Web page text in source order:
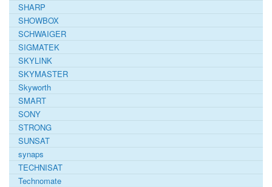
SHARP
SHOWBOX
SCHWAIGER
SIGMATEK
SKYLINK
SKYMASTER
Skyworth
SMART
SONY
STRONG
SUNSAT
synaps
TECHNISAT
Technomate